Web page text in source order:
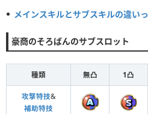
メインスキルとサブスキルの違い
豪商のそろばんのサブスロット
種類 無凸 1凸
攻撃特技&
補助特技